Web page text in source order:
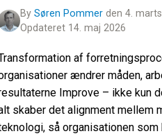
BySøren Pommer den 4.
Opdateret 14. maj 2026
af
ændrer måden,
Improve – ikke kun
skaber det alignment mellem
så organisationen